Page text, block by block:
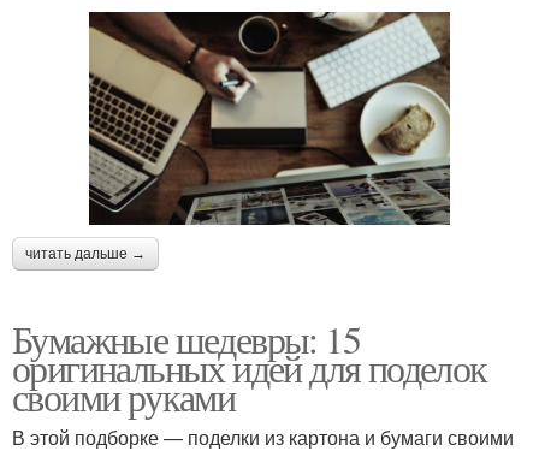
читать дальше →
Бумажные шедевры: 15
оригинальных идей для поделок
своими руками
В этой подборке — поделки из картона и бумаги своими